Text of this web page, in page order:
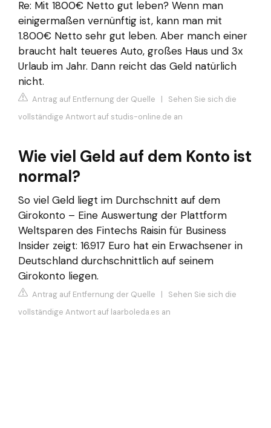
Re: Mit 1800€ Netto gut leben? Wenn man
einigermaßen vernünftig ist, kann man mit
1.800€ Netto sehr gut leben. Aber manch einer
braucht halt teueres Auto, großes Haus und 3x
Urlaub im Jahr. Dann reicht das Geld natürlich
nicht.
Antrag auf Entfernung der Quelle | Sehen Sie sich die
vollständige Antwort auf studis-online.de an
Wie viel Geld auf dem Konto ist
normal?
So viel Geld liegt im Durchschnitt auf dem
Girokonto – Eine Auswertung der Plattform
Weltsparen des Fintechs Raisin für Business
Insider zeigt: 16.917 Euro hat ein Erwachsener in
Deutschland durchschnittlich auf seinem
Girokonto liegen.
Antrag auf Entfernung der Quelle | Sehen Sie sich die
vollständige Antwort auf laarboleda.es an